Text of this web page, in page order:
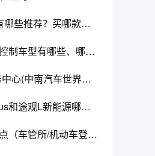
7座车百公里油耗3-6L有哪些推荐？买哪款好？价格多少
掀背车推荐：车身稳定控制车型有哪些、哪款好、价格
理想汽车(长沙经开服务中心(中南汽车世界店))怎么样、地址、电话、上班时间查询
领睿新能源、探界者Plus和途观L新能源哪个更值得买？性价比、配置对比
河源连平县新车上牌地点（车管所/机动车登记服务站）、上班时间、电话